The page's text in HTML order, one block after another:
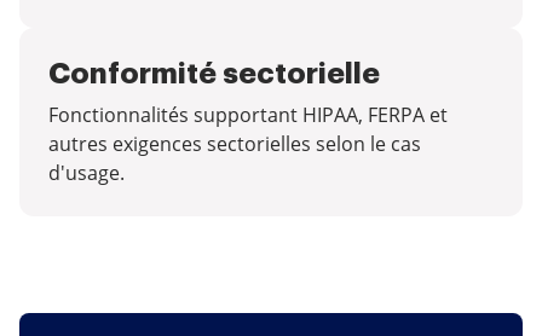
Conformité sectorielle
Fonctionnalités supportant HIPAA, FERPA et
autres exigences sectorielles selon le cas
d'usage.